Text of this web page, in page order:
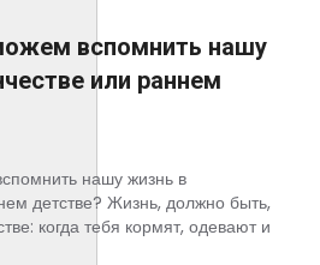
вспомнить нашу
или раннем
нашу жизнь в
детстве? Жизнь, должно быть,
когда тебя кормят, одевают и